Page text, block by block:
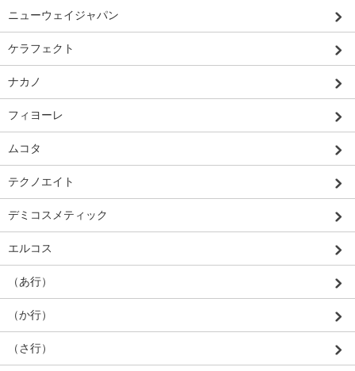
ニューウェイジャパン
ケラフェクト
ナカノ
フィヨーレ
ムコタ
テクノエイト
デミコスメティック
エルコス
（あ行）
（か行）
（さ行）